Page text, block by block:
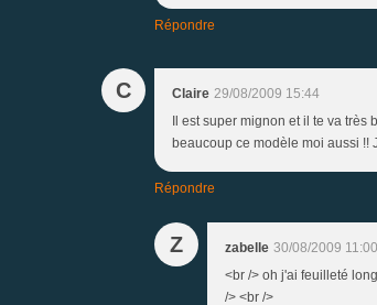
Répondre
C Claire 29/08/2009 15:44
Il est super mignon et il te va très
beaucoup ce modèle moi aussi !!
Répondre
Z zabelle 30/08/2009 11:00
<br /> oh j'ai feuilleté
/> <br />